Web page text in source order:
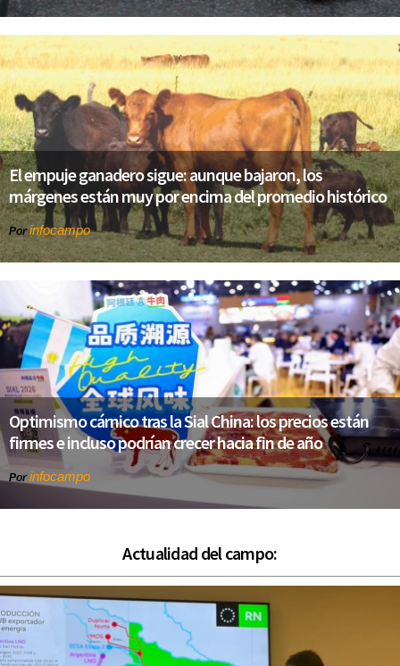
El empuje ganadero sigue: aunque bajaron, los
márgenes están muy por encima del promedio histórico
Porinfocampo
Optimismo cárnico tras la Sial China: los precios están
firmes e incluso podrían crecer hacia fin de año
Por infocampo
Actualidad del campo: